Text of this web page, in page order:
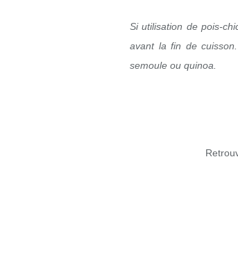
Si utilisation de pois-
avant la fin de
semoule ou quinoa.